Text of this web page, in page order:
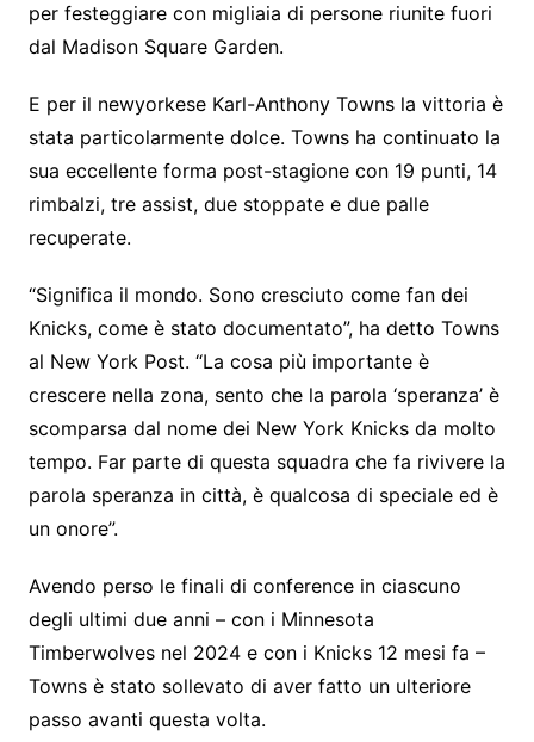
per festeggiare con migliaia di persone riunite fuori
dal Madison Square Garden.
E per il newyorkese Karl-Anthony Towns la vittoria è
stata particolarmente dolce. Towns ha continuato la
sua eccellente forma post-stagione con 19 punti, 14
rimbalzi, tre assist, due stoppate e due palle
recuperate.
“Significa il mondo. Sono cresciuto come fan dei
Knicks, come è stato documentato”, ha detto Towns
al New York Post. “La cosa più importante è
crescere nella zona, sento che la parola ‘speranza’ è
scomparsa dal nome dei New York Knicks da molto
tempo. Far parte di questa squadra che fa rivivere la
parola speranza in città, è qualcosa di speciale ed è
un onore”.
Avendo perso le finali di conference in ciascuno
degli ultimi due anni – con i Minnesota
Timberwolves nel 2024 e con i Knicks 12 mesi fa –
Towns è stato sollevato di aver fatto un ulteriore
passo avanti questa volta.